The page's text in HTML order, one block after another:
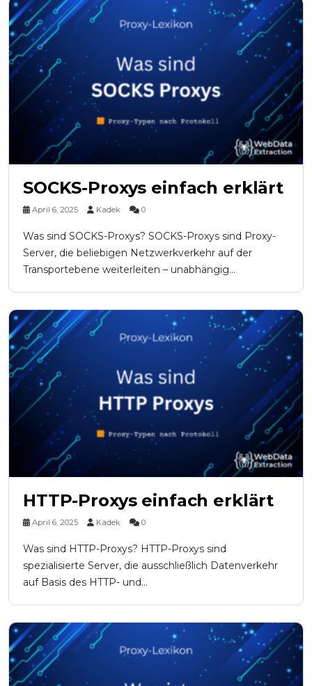
SOCKS-Proxys einfach erklärt
April 6, 2025 Kadek 0
Was sind SOCKS-Proxys? SOCKS-Proxys sind Proxy-
Server, die beliebigen Netzwerkverkehr auf der
Transportebene weiterleiten – unabhängig...
HTTP-Proxys einfach erklärt
April 6, 2025 Kadek 0
Was sind HTTP-Proxys? HTTP-Proxys sind
spezialisierte Server, die ausschließlich Datenverkehr
auf Basis des HTTP- und...